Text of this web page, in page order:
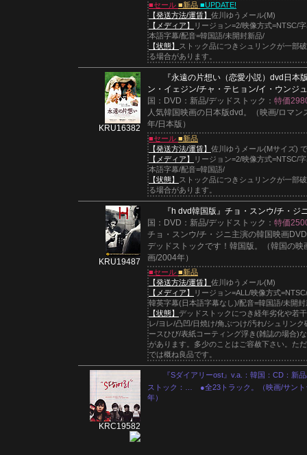
■セール ■新品 ■UPDATE!
【発送方法/運賃】 佐川ゆうメール(M)
【メディア】
リージョン=2/映像方式=NTSC/
本語字幕/配音=韓国語/未開封新品/
【状態】
ストック品につきシュリンクが一部
る場合があります。
KRU16382
『永遠の片想い（恋愛小説）dvd日本
ン・イェジン/チャ・テヒョン/イ・ウンジュ
国：DVD：新品/デッドストック： 特価
人気韓国映画の日本版dvd。（映画/ロマン
年/日本版）
■セール ■新品
【発送方法/運賃】 佐川ゆうメール(Mサイズ)
【メディア】
リージョン=2/映像方式=NTSC/
本語字幕/配音=韓国語/
【状態】
ストック品につきシュリンクが一部
る場合があります。
KRU19487
『h dvd韓国版』 チョ・スンウ/チ・ジ
国：DVD：新品/デッドストック： 特価
チョ・スンウ/チ・ジニ主演の韓国映画
デッドストックです！韓国版。（韓国の映
画/2004年）
■セール ■新品
【発送方法/運賃】 佐川ゆうメール(M)
【メディア】
リージョン=ALL/映像方式
韓英字幕(日本語字幕なし)/配音=韓国語/未開封
【状態】 デッドストックにつき経年劣化や若
レ/ヨレ/凸凹/日焼け/角ぶつけ/汚れ/シュリンク
ースひび/表紙コーティング浮き(雑誌の場合)
があります。多少のことはご容赦下さい。た
では概ね良品です。
KRC19582
『Sダイアリーost』v.a.：韓国：CD：新
ストック：… ●全23トラック。（映画/サント
年）